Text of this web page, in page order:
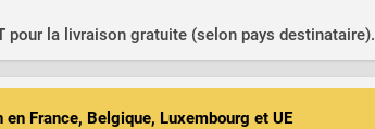
pour la livraison gratuite (selon pays destinataire).
en France, Belgique, Luxembourg et UE